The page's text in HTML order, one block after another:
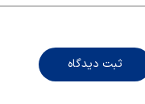
ثبت دیدگاه